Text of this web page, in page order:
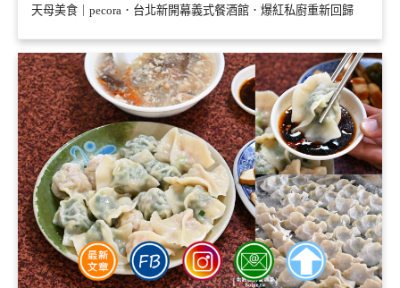
天母美食｜pecora．台北新開幕義式餐酒館．爆紅私廚重新回歸